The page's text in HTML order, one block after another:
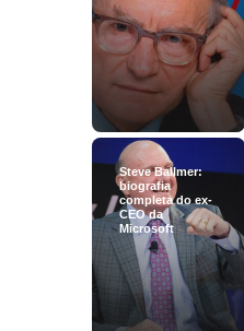
Steve Ballmer:
biografia
completa do ex-
CEO da
Microsoft